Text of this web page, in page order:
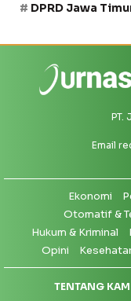
DPRD Jawa
PT.
Email
Ekonomi
Otomatif &
Hukum & Kriminal
Opini
TENTANG